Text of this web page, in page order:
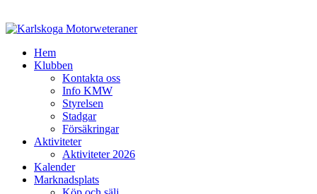
Hem
Klubben
Kontakta oss
Info KMW
Styrelsen
Stadgar
Försäkringar
Aktiviteter
Aktiviteter 2026
Kalender
Marknadsplats